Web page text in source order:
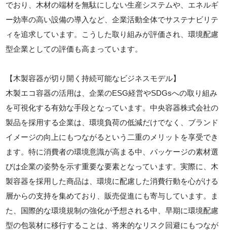
でおり、木材の端材を無駄にしない生産システムや、エネルギ
ー効率の高い設備の導入など、企業活動全体でサステナビリテ
ィを追求しています。こうした取り組みが評価され、環境配慮
型企業としての評価も高まっています。
【木製容器が切り開く持続可能なビジネスモデル】
木製エコ容器の活用は、企業のESG経営やSDGsへの取り組み
を可視化する有効な手段となっています。中央容器株式会社の
製品を採用する企業は、環境負荷の低減だけでなく、ブランド
イメージの向上にもつながるという二重のメリットを享受でき
ます。特に消費者の環境意識が高まる中、パッケージの素材選
びは企業の姿勢を示す重要な要素となっています。実際に、木
製容器を採用した商品は、環境に配慮した消費行動を心がける
層からの支持を集めており、販売促進にも寄与しています。ま
た、国際的な環境規制の強化が予想される中、早期に環境配慮
型の包装材に移行することは、将来的なリスク回避にもつなが